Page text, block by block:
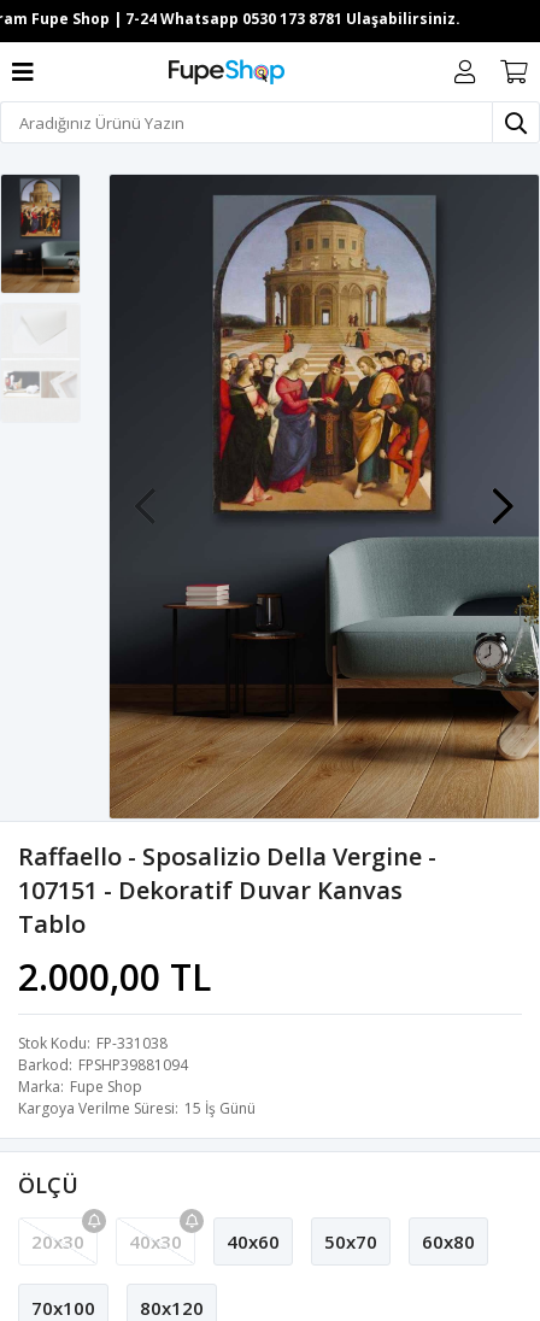
Raffaello - Sposalizio Della Vergine -
107151 - Dekoratif Duvar Kanvas
Tablo
2.000,00 TL
Stok Kodu FP-331038
Barkod FPSHP39881094
Marka Fupe Shop
Kargoya Verilme Süresi 15 İş Günü
ÖLÇÜ
20x30 40x30 40x60 50x70 60x80
70x100 80x120